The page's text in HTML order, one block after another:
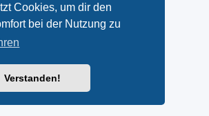
Cookies, um dir den
bei der Nutzung zu
Verstanden!